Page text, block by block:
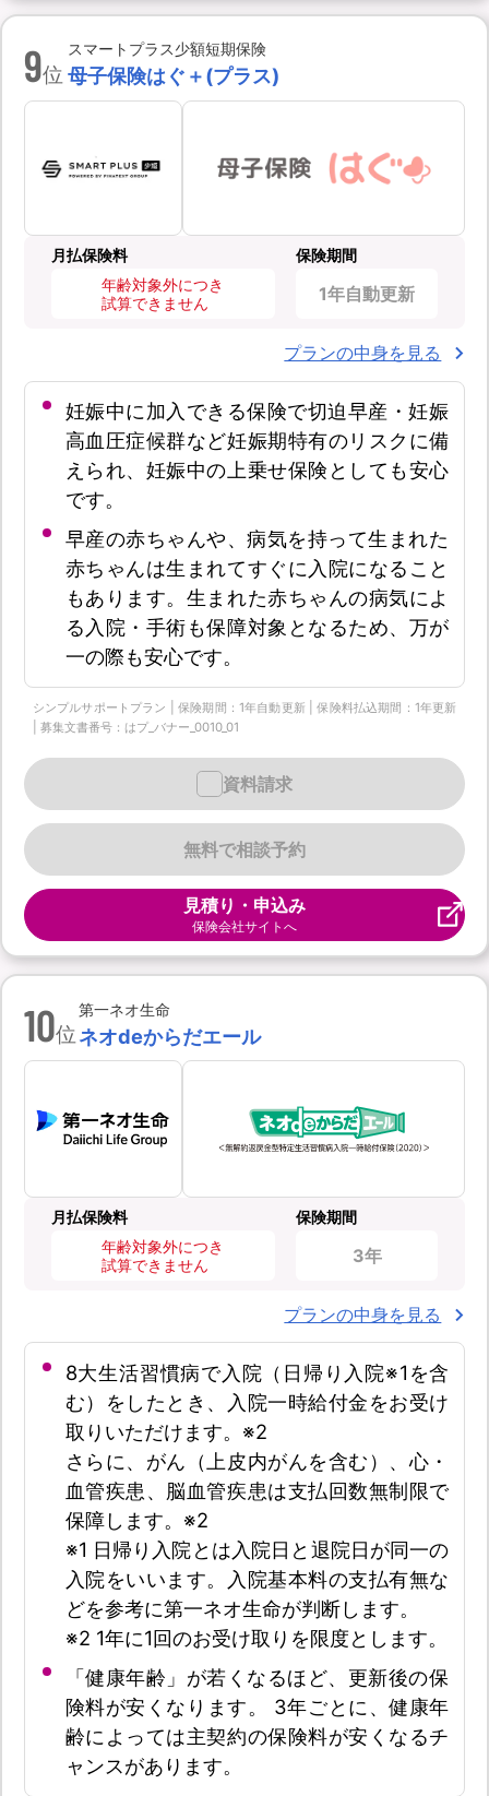
9位
スマートプラス少額短期保険
母子保険はぐ＋(プラス)
月払保険料
年齢対象外につき
試算できません
保険期間
1年自動更新
プランの中身を見る
妊娠中に加入できる保険で切迫早産・妊娠
高血圧症候群など妊娠期特有のリスクに備
えられ、妊娠中の上乗せ保険としても安心
です。
早産の赤ちゃんや、病気を持って生まれた
赤ちゃんは生まれてすぐに入院になること
もあります。生まれた赤ちゃんの病気によ
る入院・手術も保障対象となるため、万が
一の際も安心です。
シンプルサポートプラン | 保険期間：1年自動更新 | 保険料払込期間：1年更新
| 募集文書番号：はプ_バナー_0010_01
無料で相談予約
資料請求
見積り・申込み
保険会社サイトへ
10位
第一ネオ生命
ネオdeからだエール
月払保険料
年齢対象外につき
試算できません
保険期間
3年
プランの中身を見る
8大生活習慣病で入院（日帰り入院※1を含
む）をしたとき、入院一時給付金をお受け
取りいただけます。※2
さらに、がん（上皮内がんを含む）、心・
血管疾患、脳血管疾患は支払回数無制限で
保障します。※2
※1 日帰り入院とは入院日と退院日が同一の
入院をいいます。入院基本料の支払有無な
どを参考に第一ネオ生命が判断します。
※2 1年に1回のお受け取りを限度とします。
「健康年齢」が若くなるほど、更新後の保
険料が安くなります。 3年ごとに、健康年
齢によっては主契約の保険料が安くなるチ
ャンスがあります。